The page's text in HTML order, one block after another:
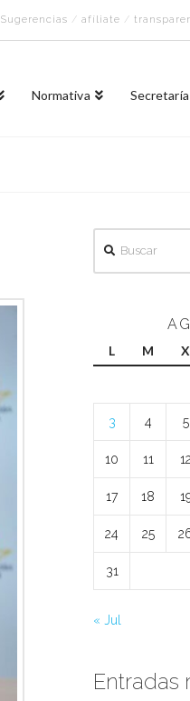
Sugerencias /afíliate /
Normativa
L M X
3 4 5
10 11 12
17 18
24 25
31
« Jul
Entradas